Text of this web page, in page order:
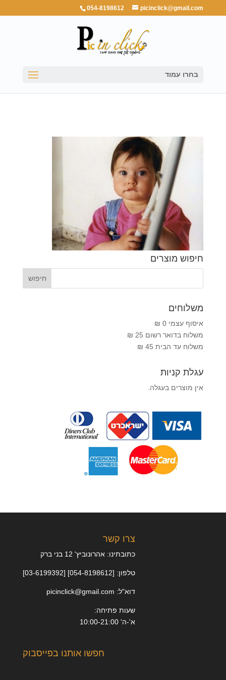
054-8198612 picinclick@gmail.com
בחרו עמוד
חיפוש מוצרים
משלוחים
איסוף עצמי 0 ₪
משלוח בדואר רשום 25 ₪
משלוח עד הבית 45 ₪
עגלת קניות
אין מוצרים בעגלה.
צרו קשר
כתובתינו: אהרונוביץ' 12 בני ברק
טלפון: [054-8198612] [03-6199392]
דוא"ל: picinclick@gmail.com
שעות פתיחה:
א'-ה' 10:00-21:00
חפשו אותנו בפייסבוק